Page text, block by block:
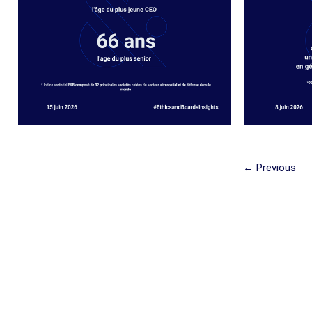
← Previous